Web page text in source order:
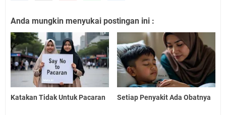
Anda mungkin menyukai postingan ini :
Katakan Tidak Untuk Pacaran Setiap Penyakit Ada Obatnya